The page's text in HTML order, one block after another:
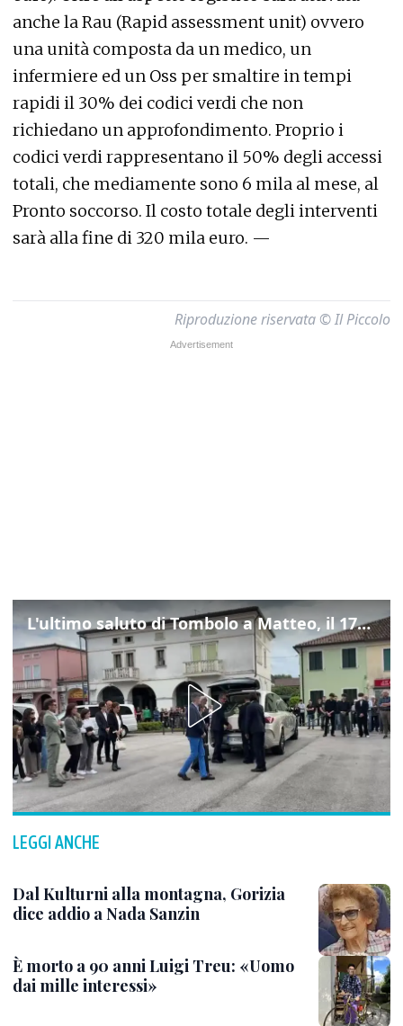
anche la Rau (Rapid assessment unit) ovvero
una unità composta da un medico, un
infermiere ed un Oss per smaltire in tempi
rapidi il 30% dei codici verdi che non
richiedano un approfondimento. Proprio i
codici verdi rappresentano il 50% degli accessi
totali, che mediamente sono 6 mila al mese, al
Pronto soccorso. Il costo totale degli interventi
sarà alla fine di 320 mila euro. —
Riproduzione riservata © Il Piccolo
L'ultimo saluto di Tombolo a Matteo, il 17enne morto di tumore. Il video
LEGGI ANCHE
Dal Kulturni alla montagna, Gorizia
dice addio a Nada Sanzin
È morto a 90 anni Luigi Treu: «Uomo
dai mille interessi»